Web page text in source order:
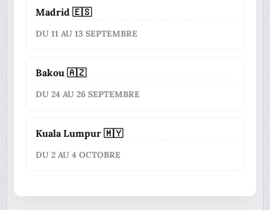
Madrid 🇪🇸
DU 11 AU 13 SEPTEMBRE
Bakou 🇦🇿
DU 24 AU 26 SEPTEMBRE
Kuala Lumpur 🇲🇾
DU 2 AU 4 OCTOBRE